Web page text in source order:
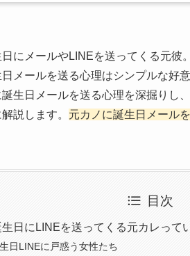
にメールやLINEを送ってくる元
メールを送る心理はシンプルな好
生日メールを送る心理を深掘りし
説します。 元カノに誕生日メール
目次
日にLINEを送ってくる元カレって
日LINEに戸惑う女性たち